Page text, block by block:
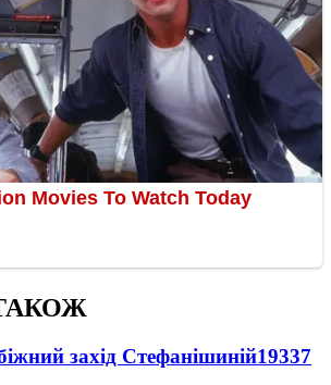
захід Стефанішиній19337